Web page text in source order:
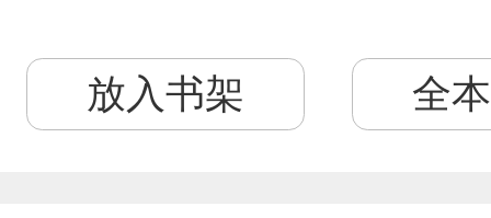
放入书架 全